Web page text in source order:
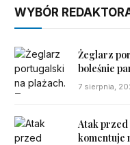
WYBÓR
Żeglarz
boleśnie
7 sierpnia,
Atak przed
komentuje